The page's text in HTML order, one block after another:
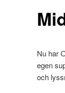
Nu har
egen
och